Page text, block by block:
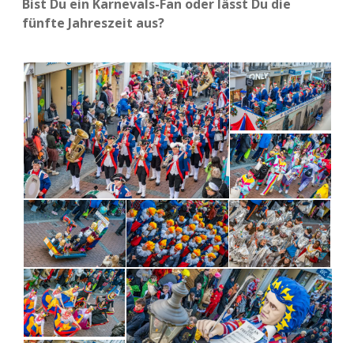
Bist Du ein Kar­ne­vals-Fan oder lässt Du die
fünfte Jah­res­zeit aus?